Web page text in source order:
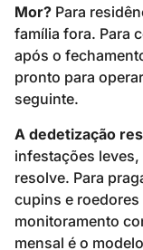
Mor? Para
família fora. Para
após o
pronto para
seguinte.
A dedetização
infestações
resolve. Para
cupins e
monitoramento
mensal é o